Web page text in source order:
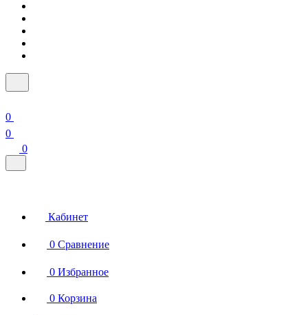
0
0
0
Кабинет
0 Сравнение
0 Избранное
0 Корзина